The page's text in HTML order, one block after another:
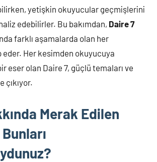
yetişkin okuyucular geçmişlerini
edebilirler. Bu bakımdan, Daire 7
farklı aşamalarda olan her
Her kesimden okuyucuya
eser olan Daire 7, güçlü temaları ve
çıkıyor.
Merak Edilen